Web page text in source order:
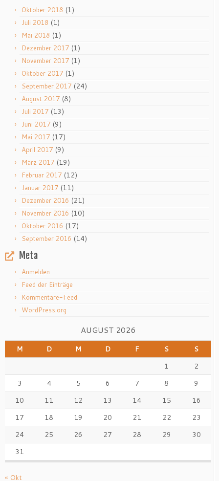
Oktober 2018 (1)
Juli 2018 (1)
Mai 2018 (1)
Dezember 2017 (1)
November 2017 (1)
Oktober 2017 (1)
September 2017 (24)
August 2017 (8)
Juli 2017 (13)
Juni 2017 (9)
Mai 2017 (17)
April 2017 (9)
März 2017 (19)
Februar 2017 (12)
Januar 2017 (11)
Dezember 2016 (21)
November 2016 (10)
Oktober 2016 (17)
September 2016 (14)
Meta
Anmelden
Feed der Einträge
Kommentare-Feed
WordPress.org
AUGUST 2026
M D M D F S
S
1
2
3
4 5 6 7 8
9
10
11 12 13 14 15
16
17
18 19 20 21 22
23
24
25 26 27 28 29
30
31
« Okt